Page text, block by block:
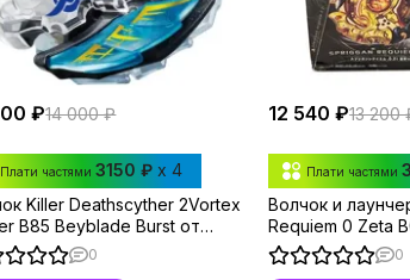
₽14 000 ₽
Плати частями3150 ₽ x 4
Killer Deathscyther 2Vortex
B85 Beyblade Burst от
Tomy
0
12 540 ₽13 200
Плати частями
Волчок и
Requiem 0 Zeta
от Takara Tomy0